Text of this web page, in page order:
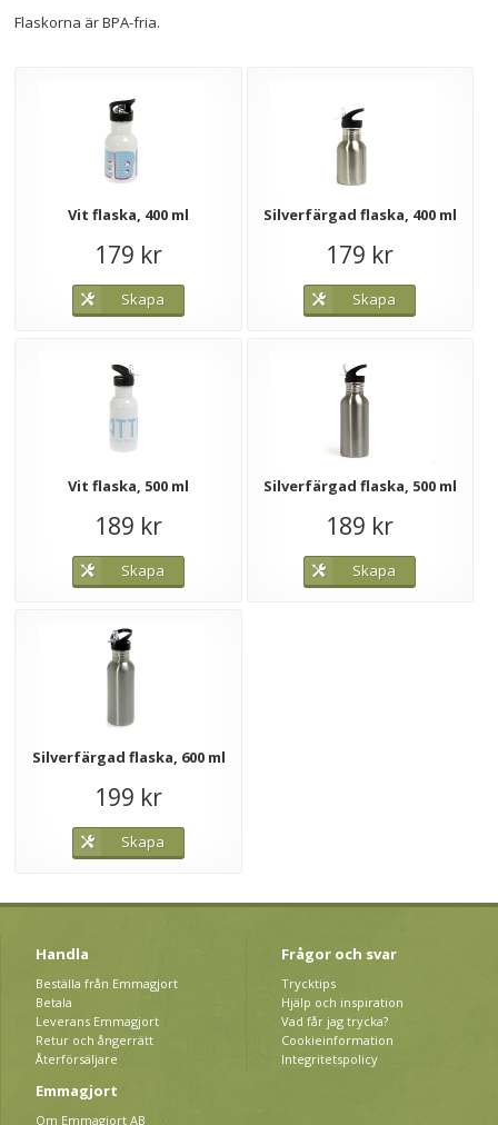
Flaskorna är BPA-fria.
Vit flaska, 400 ml
179 kr
Skapa
Silverfärgad flaska, 400 ml
179 kr
Skapa
Vit flaska, 500 ml
189 kr
Skapa
Silverfärgad flaska, 500 ml
189 kr
Skapa
Silverfärgad flaska, 600 ml
199 kr
Skapa
Handla
Beställa från Emmagjort
Betala
Leverans Emmagjort
Retur och ångerrätt
Återförsäljare
Frågor och svar
Trycktips
Hjälp och inspiration
Vad får jag trycka?
Cookieinformation
Integritetspolicy
Emmagjort
Om Emmagjort AB